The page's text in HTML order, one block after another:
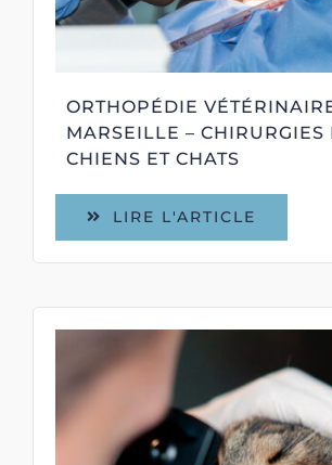
ORTHOPÉDIE
MARSEILLE – CHIRURGIES
CHIENS ET CHATS
LIRE L'ARTICLE